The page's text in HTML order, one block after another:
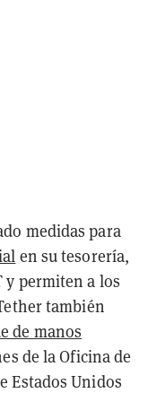
medidas para
en su tesorería,
y permiten a los
también
de manos
de la Oficina de
Estados Unidos